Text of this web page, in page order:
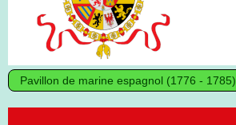
Pavillon de marine espagnol (1776 - 1785)